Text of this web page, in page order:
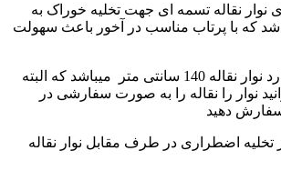
نوار نقاله تسمه ای جهت تخلیه خوراک به
که با پرتاب مناسب در آخور باعث سهولت
همچنین طول استاندارد نوار نقاله 140 سانتی متر میباشد که البته
نوار را نقاله را به صورت سفارشی در
سفارش دهید
تخلیه اضطراری در طرف مقابل نوار نقاله